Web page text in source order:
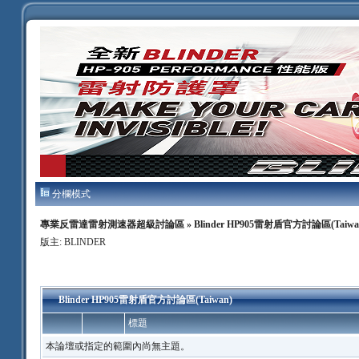
分欄模式
專業反雷達雷射測速器超級討論區» Blinder HP905雷射盾官方討論區
版主: BLINDER
Blinder HP905雷射盾官方討論區(Taiwan)
標題
本論壇或指定的範圍內尚無主題。